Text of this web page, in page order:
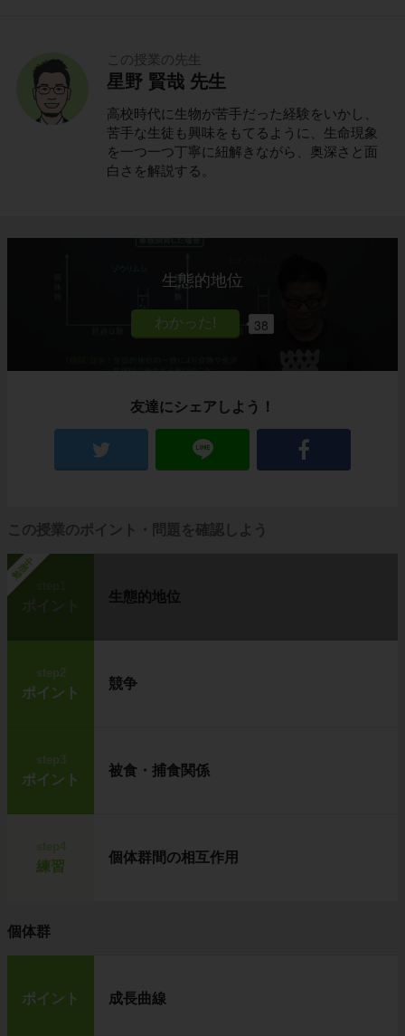
この授業の先生
星野 賢哉 先生
高校時代に生物が苦手だった経験をいかし、
苦手な生徒も興味をもてるように、生命現象
を一つ一つ丁寧に紐解きながら、奥深さと面
白さを解説する。
生態的地位
38
友達にシェアしよう！
この授業のポイント・問題を確認しよう
勉強中
ポイント
生態的地位
step2
ポイント
競争
step3
ポイント
被食・捕食関係
練習
個体群間の相互作用
個体群
ポイント 成長曲線